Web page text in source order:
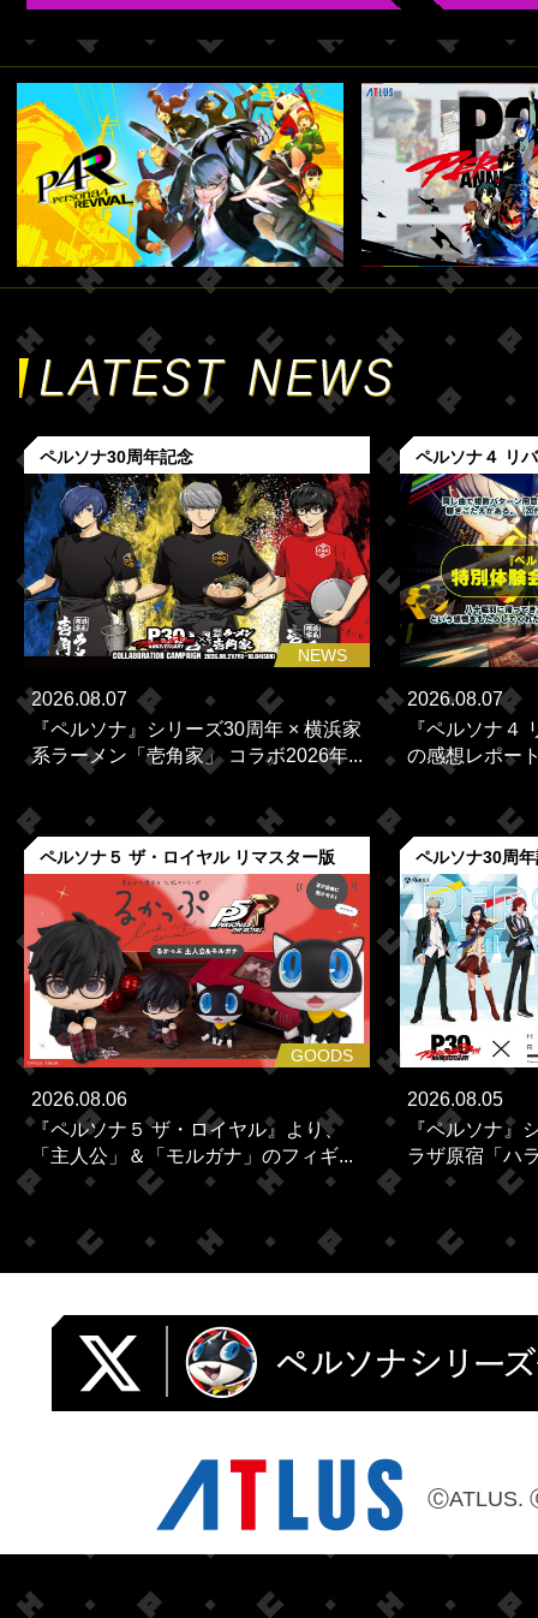
ペルソナ30周年記念
NEWS
2026.08.07
『ペルソナ』シリーズ30周年 × 横浜家
系ラーメン「壱角家」 コラボ2026年...
ペルソナ４ リ
2026.08.07
『ペルソナ４
の感想レポー
ペルソナ５ ザ・ロイヤル リマスター版
GOODS
2026.08.06
『ペルソナ５ ザ・ロイヤル』より、
「主人公」＆「モルガナ」のフィギ...
ペルソナ30周
2026.08.05
『ペルソナ』
ラザ原宿「ハ
ⒸATLUS.